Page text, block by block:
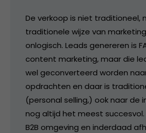
De verkoop is niet traditioneel,
traditionele wijze van
onlogisch. Leads genereren is
content marketing, maar die
wel geconverteerd worden
opdrachten en daar is
(personal selling,) ook naar de
nog altijd het meest succesvol.
B2B omgeving en inderdaad